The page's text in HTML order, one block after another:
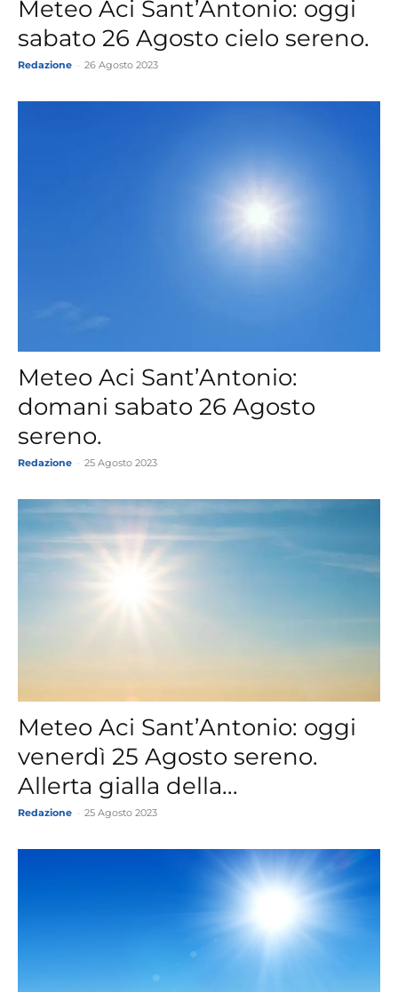
Meteo Aci Sant’Antonio: oggi
sabato 26 Agosto cielo sereno.
Redazione 26 Agosto 2023
Meteo Aci Sant’Antonio:
domani sabato 26 Agosto
sereno.
Redazione 25 Agosto 2023
Meteo Aci Sant’Antonio: oggi
venerdì 25 Agosto sereno.
Allerta gialla della...
Redazione 25 Agosto 2023